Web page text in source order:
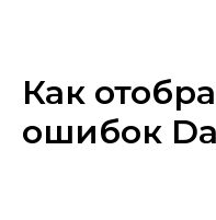
Как
ошибок